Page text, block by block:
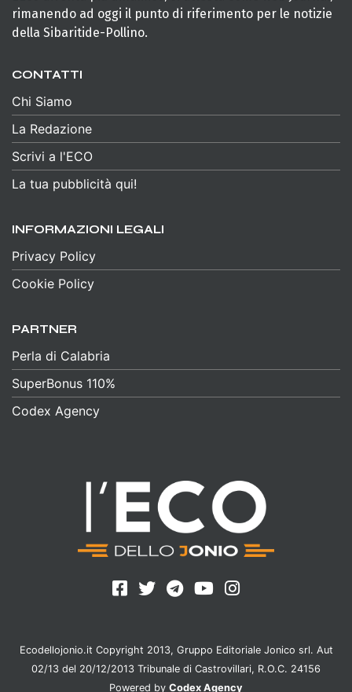
rimanendo ad oggi il punto di riferimento per le notizie
della Sibaritide-Pollino.
CONTATTI
Chi Siamo
La Redazione
Scrivi a l'ECO
La tua pubblicità qui!
INFORMAZIONI LEGALI
Privacy Policy
Cookie Policy
PARTNER
Perla di Calabria
SuperBonus 110%
Codex Agency
Ecodellojonio.it Copyright 2013, Gruppo Editoriale Jonico srl. Aut
02/13 del 20/12/2013 Tribunale di Castrovillari, R.O.C. 24156
Powered by Codex Agency